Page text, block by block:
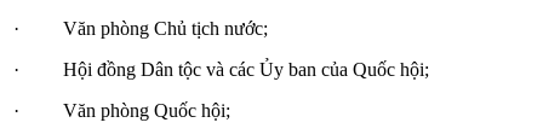
· Văn phòng Chủ tịch nước;
· Hội đồng Dân tộc và các Ủy ban của Quốc hội;
· Văn phòng Quốc hội;